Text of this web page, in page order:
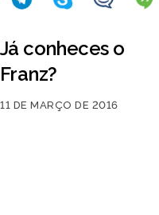
Já conheces o
Franz?
11 DE MARÇO DE 2016